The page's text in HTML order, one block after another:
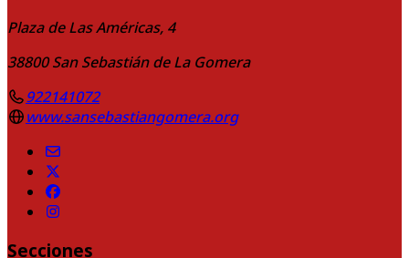
Plaza de Las Américas, 4
38800 San Sebastián de La Gomera
922141072
www.sansebastiangomera.org
Secciones